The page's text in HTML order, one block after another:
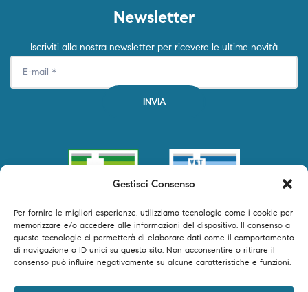
Gestisci Consenso
Per fornire le migliori esperienze, utilizziamo tecnologie come i cookie per
memorizzare e/o accedere alle informazioni del dispositivo. Il consenso a
queste tecnologie ci permetterà di elaborare dati come il comportamento
di navigazione o ID unici su questo sito. Non acconsentire o ritirare il
consenso può influire negativamente su alcune caratteristiche e funzioni.
Newsletter
Iscriviti alla nostra newsletter per ricevere le ultime novità